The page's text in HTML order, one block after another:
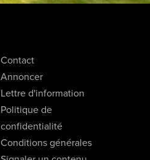
Contact
Annoncer
Lettre d'information
Politique de
confidentialité
Conditions générales